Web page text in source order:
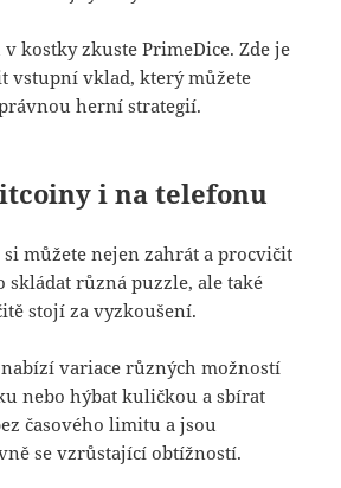
kostky zkuste PrimeDice. Zde je
vstupní vklad, který můžete
herní strategií.
i na telefonu
můžete nejen zahrát a procvičit
skládat různá puzzle, ale také
stojí za vyzkoušení.
variace různých možností
nebo hýbat kuličkou a sbírat
časového limitu a jsou
se vzrůstající obtížností.